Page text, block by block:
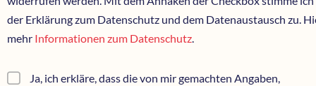
der Erklärung zum Datenschutz und dem Datenaustausch zu.
mehr Informationen zum Datenschutz
Ja, ich erkläre, dass die von mir gemachten Angaben,